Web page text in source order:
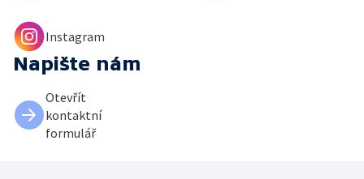
Instagram
Napište nám
Otevřít
kontaktní
formulář